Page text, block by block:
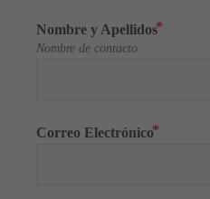
Nombre y Apellidos
Nombre de contacto
Correo Electrónico